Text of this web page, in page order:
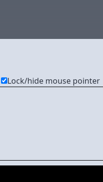
Lock/hide mouse pointer